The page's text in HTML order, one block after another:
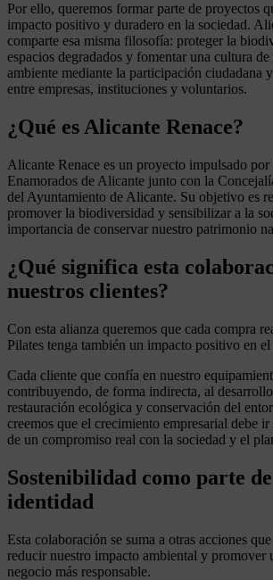
Por ello, queremos formar parte de proyectos
impacto positivo y duradero en la sociedad.
comparte esa misma filosofía: proteger la
espacios degradados y fomentar una cultura
ambiente mediante la participación ciudadana
entre empresas, instituciones y voluntarios.
¿Qué es Alicante Renace?
Alicante Renace es un proyecto impulsado
Enamorados de Alicante junto con la
del Ayuntamiento de Alicante. Su objetivo es
promover la biodiversidad y sensibilizar a la
importancia de conservar nuestro patrimonio
¿Qué significa esta
nuestros clientes?
Con esta alianza queremos que cada compra
Pilates tenga también un impacto positivo en
Cada cliente que confía en nuestro
contribuyendo, de forma indirecta, al
restauración ecológica y conservación del
creemos que el crecimiento empresarial debe
de un compromiso real con la sociedad y el
Sostenibilidad como parte
identidad
Esta colaboración se suma a otras acciones
reducir nuestro impacto ambiental y promover
negocio más responsable.